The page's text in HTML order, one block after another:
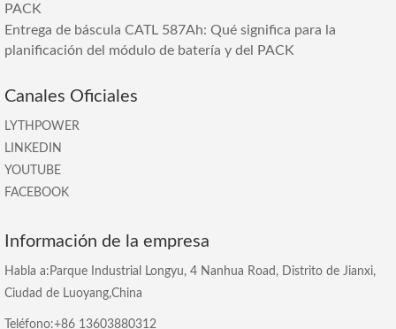
PACK
Entrega de báscula CATL 587Ah: Qué significa para la
planificación del módulo de batería y del PACK
Canales Oficiales
LYTHPOWER
LINKEDIN
YOUTUBE
FACEBOOK
Información de la empresa
Habla a:Parque Industrial Longyu, 4 Nanhua Road, Distrito de Jianxi,
Ciudad de Luoyang,China
Teléfono:+86 13603880312